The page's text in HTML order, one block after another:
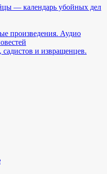
— календарь убойных дел
произведения. Аудио
и извращенцев.